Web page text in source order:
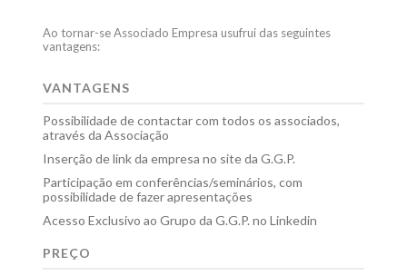
Ao tornar-se Associado Empresa usufrui das seguintes
vantagens:
VANTAGENS
Possibilidade de contactar com todos os associados,
através da Associação
Inserção de link da empresa no site da G.G.P.
Participação em conferências/seminários, com
possibilidade de fazer apresentações
Acesso Exclusivo ao Grupo da G.G.P. no Linkedin
PREÇO